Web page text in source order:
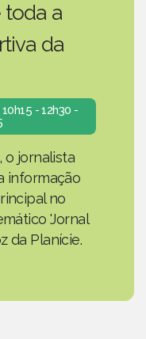
toda a
da
- 12h30 -
o jornalista
informação
no
'Jornal
da Planície.